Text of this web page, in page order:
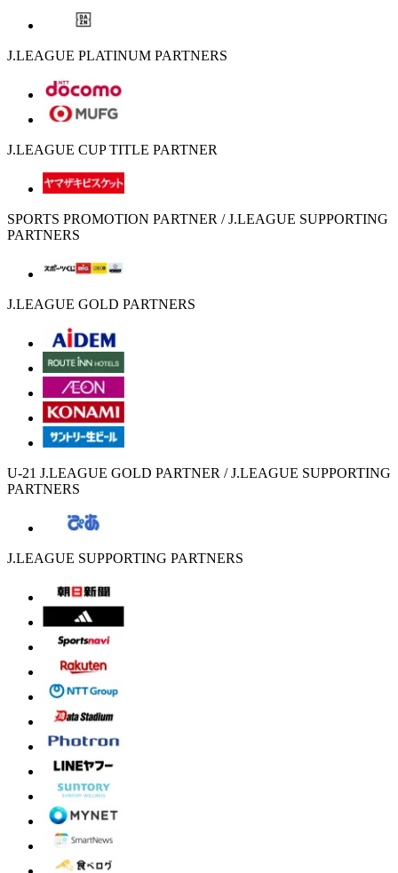
J.LEAGUE PLATINUM PARTNERS
J.LEAGUE CUP TITLE PARTNER
SPORTS PROMOTION PARTNER / J.LEAGUE SUPPORTING
PARTNERS
J.LEAGUE GOLD PARTNERS
U-21 J.LEAGUE GOLD PARTNER / J.LEAGUE SUPPORTING
PARTNERS
J.LEAGUE SUPPORTING PARTNERS